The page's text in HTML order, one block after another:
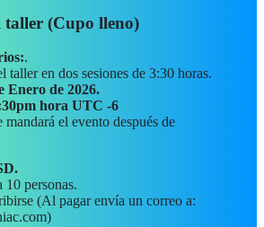
taller (Cupo lleno)
.
taller en dos sesiones de 3:30 horas.
Enero de 2026.
hora UTC -6
mandará el evento después de
personas.
(Al pagar envía un correo a: